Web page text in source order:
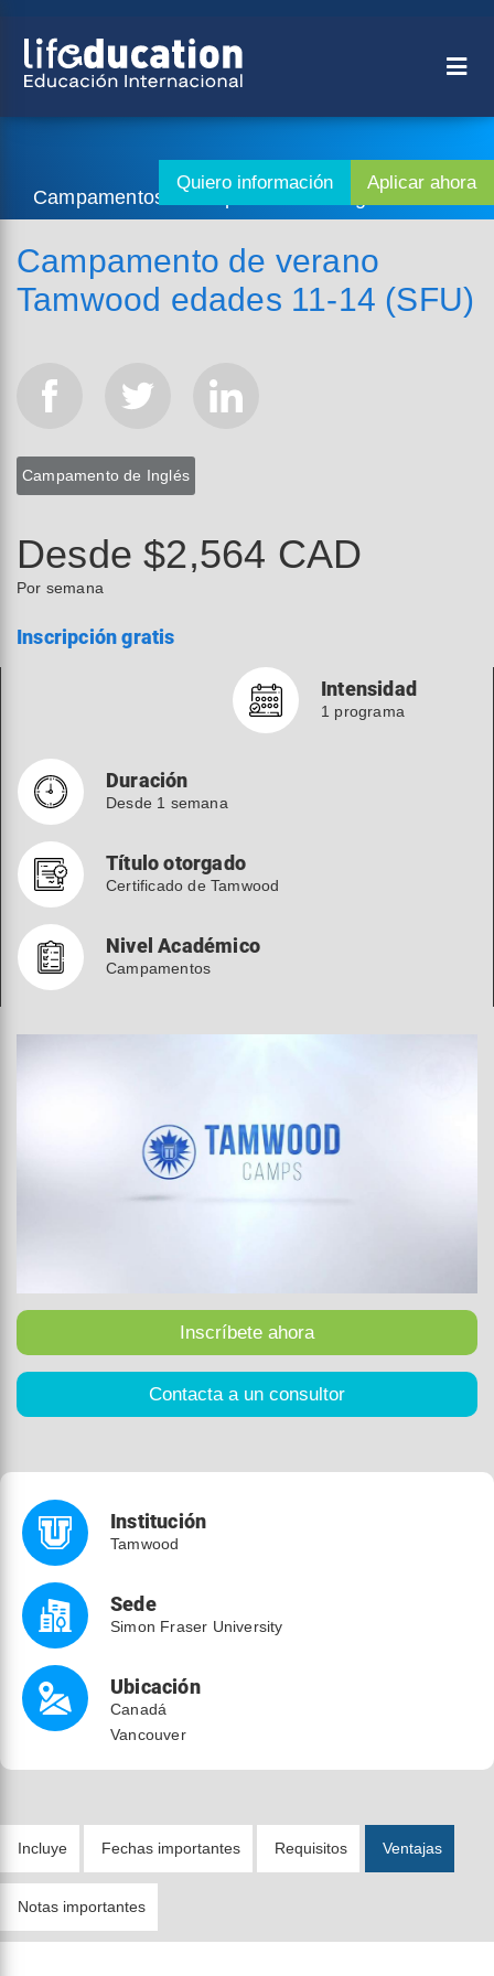
Campamentos - Campamento de Inglés
Campamento de verano
Tamwood edades 11-14 (SFU)
Campamento de Inglés
Desde $2,564 CAD
Por semana
Inscripción gratis
Duración
Desde 1 semana
Intensidad
1 programa
Título otorgado
Certificado de Tamwood
Nivel Académico
Campamentos
Institución
Tamwood
Sede
Simon Fraser University
Ubicación
Canadá
Vancouver
Incluye Fechas importantes Requisitos Ventajas
Notas importantes